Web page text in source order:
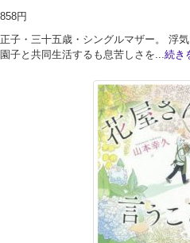
858円
正子・三十五歳・シングルマザー。 浮
園子と共同生活するも息苦しさを... 続き